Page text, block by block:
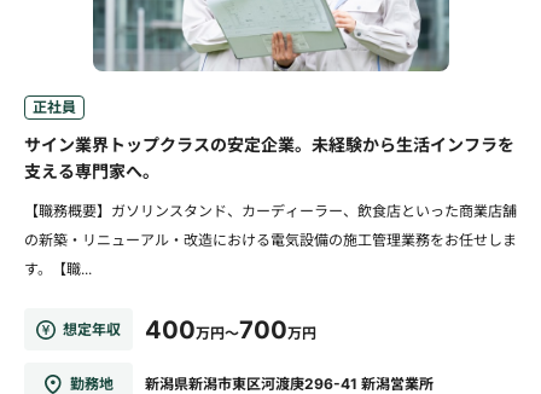
正社員
サイン業界トップクラスの安定企業。未経験から生活インフラを
支える専門家へ。
【職務概要】ガソリンスタンド、カーディーラー、飲食店といった商業店舗
の新築・リニューアル・改造における電気設備の施工管理業務をお任せしま
す。【職...
想定年収 400万円～700万円
勤務地 新潟県新潟市東区河渡庚296-41 新潟営業所